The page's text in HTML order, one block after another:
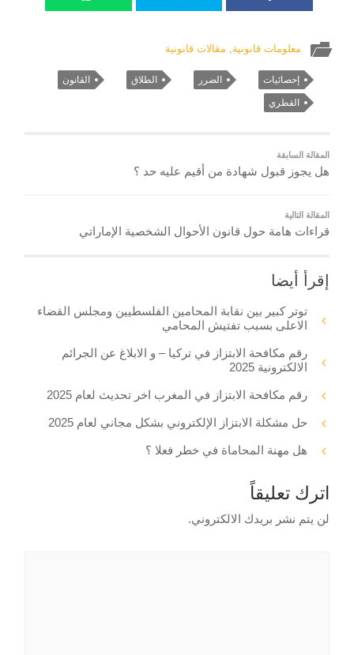
معلومات قانونية, مقالات قانونية
إحصائيات الضرر الطلاق القانون
القطري
المقالة السابقة
هل يجوز قبول شهادة من أقيم عليه حد ؟
المقالة التالية
قراءات هامة حول قانون الأحوال الشخصية الإماراتي
إقرأ أيضا
توتر كبير بين نقابة المحامين الفلسطيين ومجلس القضاء
الاعلى بسبب تفتيش المحامي
رقم مكافحة الابتزاز في تركيا – و الابلاغ عن الجرائم
الالكترونية 2025
رقم مكافحة الابتزاز في المغرب اخر تحديث لعام 2025
حل مشكلة الابتزاز الإلكتروني بشكل مجاني لعام 2025
هل مهنة المحاماة في خطر فعلا ؟
اترك تعليقاً
لن يتم نشر بريدك الالكتروني.